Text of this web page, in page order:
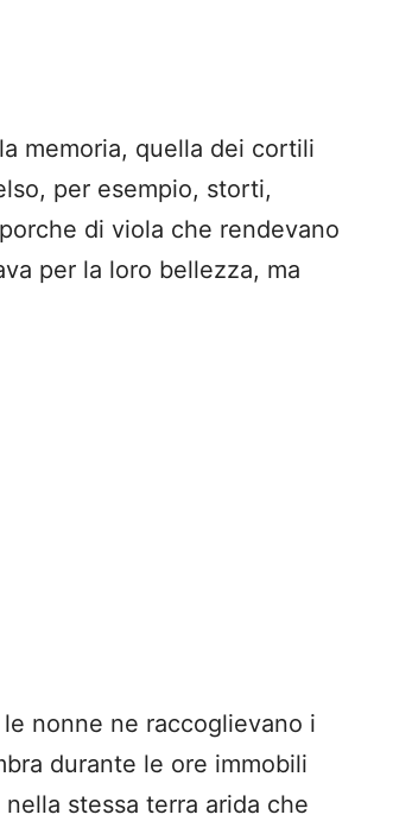
memoria, quella dei cortili
per esempio, storti,
di viola che rendevano
per la loro bellezza, ma
nonne ne raccoglievano i
durante le ore immobili
stessa terra arida che